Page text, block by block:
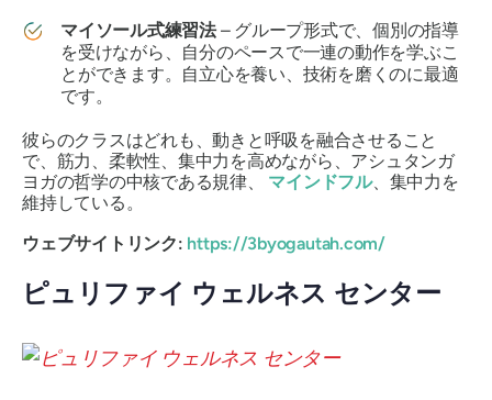
マイソール式練習法– グループ形式で、個別の指導
を受けながら、自分のペースで一連の動作を学ぶこ
とができます。自立心を養い、技術を磨くのに最適
です。
彼らのクラスはどれも、動きと呼吸を融合させること
で、筋力、柔軟性、集中力を高めながら、アシュタンガ
ヨガの哲学の中核である規律、 マインドフル、集中力を
維持している。
ウェブサイトリンク: https://3byogautah.com/
ピュリファイ ウェルネス センター